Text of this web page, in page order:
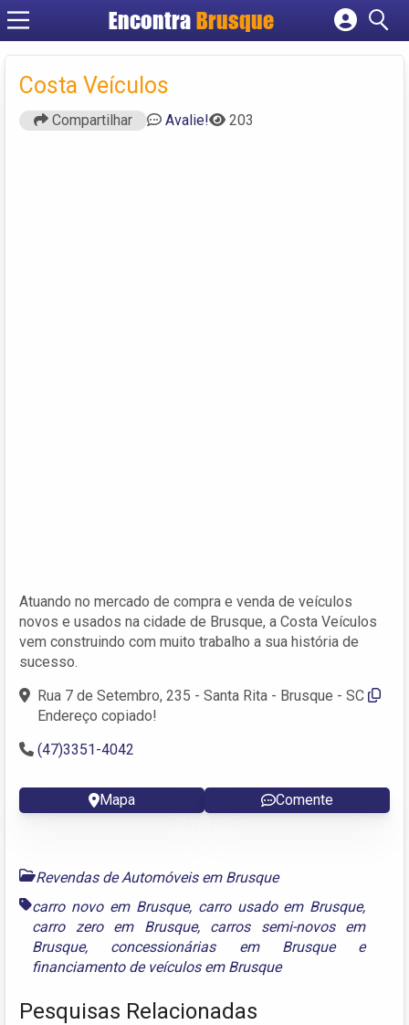
EncontraBrusque
Cadastrar empresa
Costa Veículos
Compartilhar Avalie! 203
Atuando no mercado de compra e venda de veículos
novos e usados na cidade de Brusque, a Costa Veículos
vem construindo com muito trabalho a sua história de
sucesso.
Rua 7 de Setembro, 235 - Santa Rita - Brusque - SC
Endereço copiado!
(47)3351-4042
Mapa Comente
Revendas de Automóveis em Brusque
carro novo em Brusque, carro usado em Brusque,
carro zero em Brusque, carros semi-novos em
Brusque, concessionárias em Brusquee
financiamento de veículos em Brusque
Pesquisas Relacionadas